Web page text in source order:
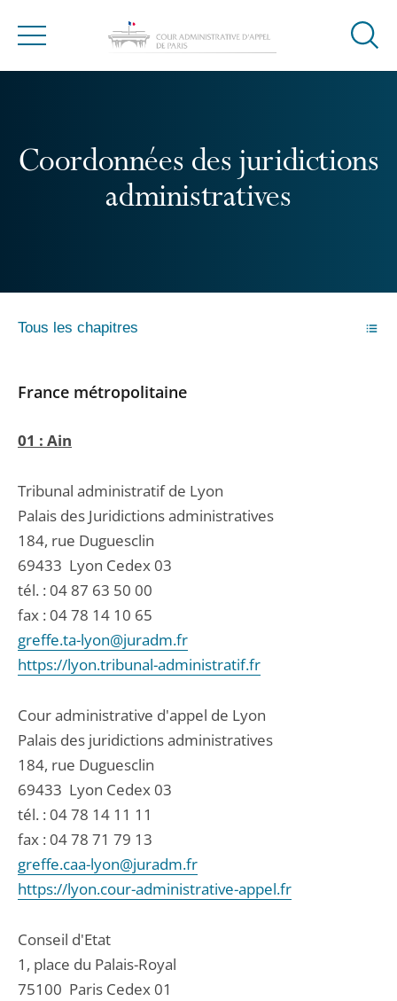
Menu
Ouvrir
Coordonnées des juridictions
administratives
Tous les chapitres
France métropolitaine
01 : Ain
Tribunal administratif de Lyon
Palais des Juridictions administratives
184, rue Duguesclin
69433 Lyon Cedex 03
tél. : 04 87 63 50 00
fax : 04 78 14 10 65
greffe.ta-lyon@juradm.fr
https://lyon.tribunal-administratif.fr
Cour administrative d'appel de Lyon
Palais des juridictions administratives
184, rue Duguesclin
69433 Lyon Cedex 03
tél. : 04 78 14 11 11
fax : 04 78 71 79 13
greffe.caa-lyon@juradm.fr
https://lyon.cour-administrative-appel.fr
Conseil d'Etat
1, place du Palais-Royal
75100 Paris Cedex 01